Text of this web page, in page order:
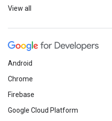
View all
Android
Chrome
Firebase
Google Cloud Platform